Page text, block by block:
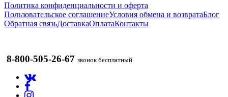
Политика конфиденциальности и оферта
Пользовательское соглашениеУсловия обмена и возвратаБлог
Обратная связьДоставкаОплатаКонтакты
8-800-505-26-67 звонок бесплатный